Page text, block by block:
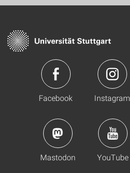
Facebook Instagram
Mastodon YouTube